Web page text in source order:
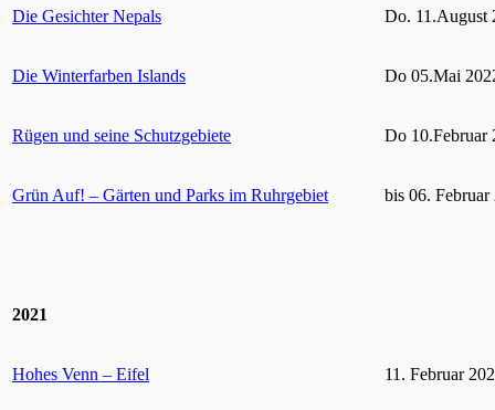
Die Gesichter Nepals Do. 11.August
Die Winterfarben Islands Do 05.Mai
Rügen und seine Schutzgebiete Do 10.Februar
Grün Auf! – Gärten und Parks im Ruhrgebiet bis 06. Februar
2021
Hohes Venn – Eifel 11. Februar